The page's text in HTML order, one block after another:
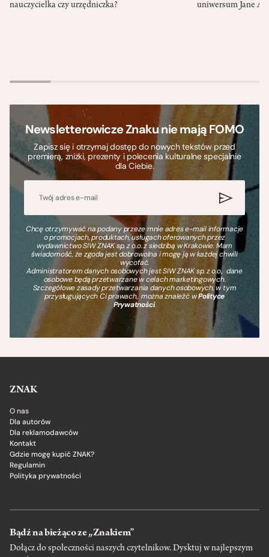
nauczycielka czy urzędniczka?
uniwersum Jane
Newsletterowicze Znaku nie mają FOMO
Zapisz się i otrzymaj dostęp do nowych tekstów przed
premierą, zniżki, prezenty i polecenia kulturalne specjalnie
dla Ciebie.
Chcę otrzymywać na podany przeze mnie adres e-mail informacje
o promocjach, produktach, usługach oferowanych przez
wydawnictwo SIW ZNAK sp. z o.o. z siedzibą w Krakowie. Mam
świadomość, że zgoda jest dobrowolna i mogę ją w każdej chwili
wycofać.
Administratorem danych osobowych jest SIW ZNAK sp. z o.o., dane
osobowe będą przetwarzane w celach marketingowych.
Szczegółowe zasady przetwarzania danych osobowych, w tym
przysługujących Ci prawach, można znaleźć wPolityce
Prywatności.
ZNAK
O nas
Dla autorów
Dla reklamodawców
Kontakt
Gdzie mogę kupić ZNAK?
Regulamin
Polityka prywatności
Bądź na bieżąco ze „Znakiem”
Dołącz do społeczności naszych czytelnikow. Dysktuj w najlepszym